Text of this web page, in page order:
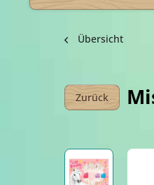
Übersicht
Zurück